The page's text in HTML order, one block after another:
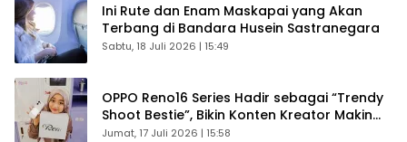
Ini Rute dan Enam Maskapai yang Akan
Terbang di Bandara Husein Sastranegara
Sabtu, 18 Juli 2026 | 15:49
OPPO Reno16 Series Hadir sebagai “Trendy
Shoot Bestie”, Bikin Konten Kreator Makin
Betah
Jumat, 17 Juli 2026 | 15:58